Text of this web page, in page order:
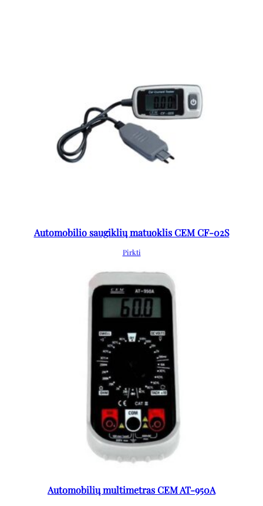
Automobilio saugiklių matuoklis CEM CF-02S
Pirkti
Automobilių multimetras CEM AT-950A